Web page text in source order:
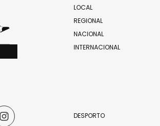
LOCAL
REGIONAL
NACIONAL
INTERNACIONAL
DESPORTO